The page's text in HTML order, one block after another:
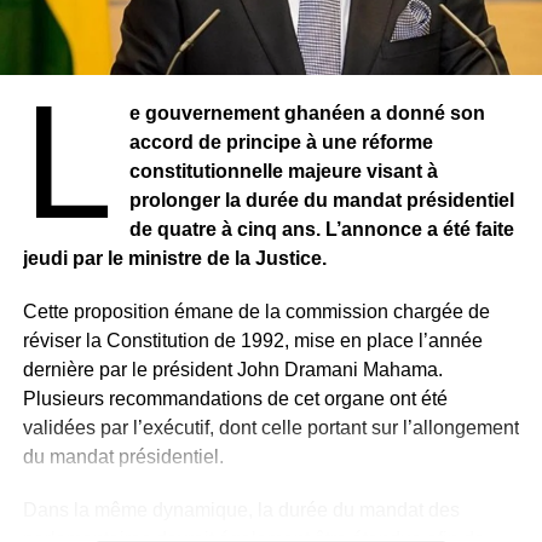
Cependant, son départ a suscité de vives réactions au
sein de l’opposition. Le collectif des Forces Vives de
organisations de la société civile, appelle les « patriotes »
à « mettre fin à la dictature ».
Le collectif accuse le régime de gouverner « par la terreur
», dénonçant des atteintes aux libertés publiques, des
arrestations d’opposants, des disparitions forcées, ainsi
plusieurs partis politiques. Les FVG contestent également
les dernières élections présidentielle et législatives,
qu’elles qualifient de « mascarade ».
De leur côté, les autorités assurent que les institutions
continueront de fonctionner normalement durant
L
e gouvernement ghanéen a donné son
accord de principe à une réforme
constitutionnelle majeure visant à
prolonger la durée du mandat présidentiel
de quatre à cinq ans. L’annonce a été faite
jeudi par le ministre de la Justice.
Cette proposition émane de la commission chargée de
réviser la Constitution de 1992, mise en place l’année
dernière par le président John Dramani Mahama.
Plusieurs recommandations de cet organe ont été
validées par l’exécutif, dont celle portant sur l’allongement
du mandat présidentiel.